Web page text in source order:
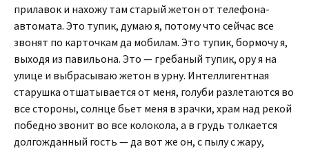
прилавок и нахожу там старый жетон от телефона-
автомата. Это тупик, думаю я, потому что сейчас все
звонят по карточкам да мобилам. Это тупик, бормочу я,
выходя из павильона. Это — гребаный тупик, ору я на
улице и выбрасываю жетон в урну. Интеллигентная
старушка отшатывается от меня, голуби разлетаются во
все стороны, солнце бьет меня в зрачки, храм над рекой
победно звонит во все колокола, а в грудь толкается
долгожданный гость — да вот же он, с пылу с жару,